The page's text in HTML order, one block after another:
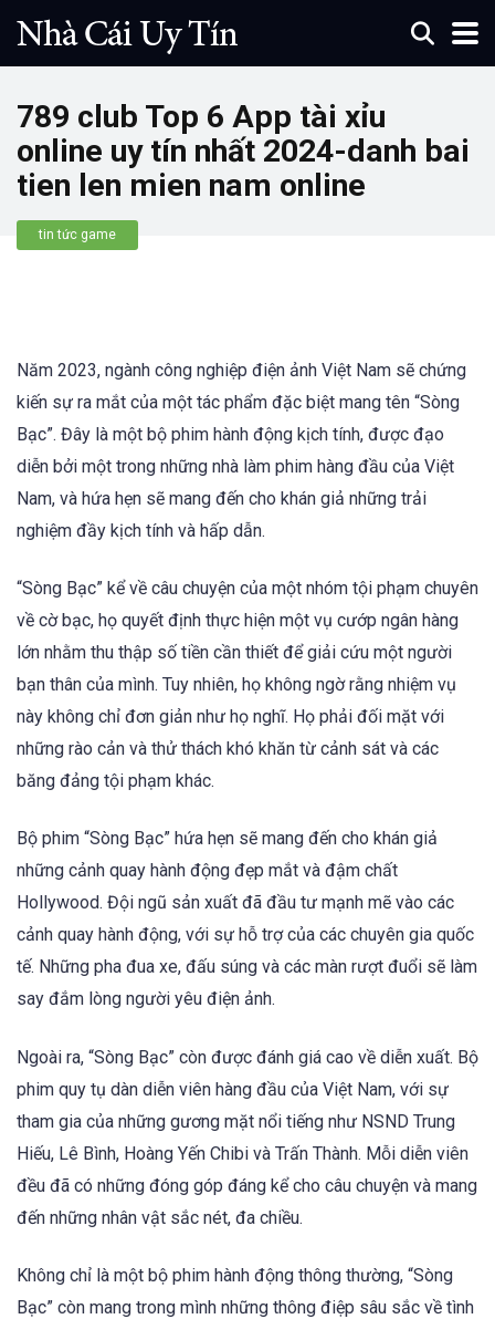
789 club Top 6 App tài xỉu
online uy tín nhất 2024-danh bai
tien len mien nam online
tin tức game
Năm 2023, ngành công nghiệp điện ảnh Việt Nam sẽ chứng
kiến sự ra mắt của một tác phẩm đặc biệt mang tên “Sòng
Bạc”. Đây là một bộ phim hành động kịch tính, được đạo
diễn bởi một trong những nhà làm phim hàng đầu của Việt
Nam, và hứa hẹn sẽ mang đến cho khán giả những trải
nghiệm đầy kịch tính và hấp dẫn.
“Sòng Bạc” kể về câu chuyện của một nhóm tội phạm chuyên
về cờ bạc, họ quyết định thực hiện một vụ cướp ngân hàng
lớn nhằm thu thập số tiền cần thiết để giải cứu một người
bạn thân của mình. Tuy nhiên, họ không ngờ rằng nhiệm vụ
này không chỉ đơn giản như họ nghĩ. Họ phải đối mặt với
những rào cản và thử thách khó khăn từ cảnh sát và các
băng đảng tội phạm khác.
Bộ phim “Sòng Bạc” hứa hẹn sẽ mang đến cho khán giả
những cảnh quay hành động đẹp mắt và đậm chất
Hollywood. Đội ngũ sản xuất đã đầu tư mạnh mẽ vào các
cảnh quay hành động, với sự hỗ trợ của các chuyên gia quốc
tế. Những pha đua xe, đấu súng và các màn rượt đuổi sẽ làm
say đắm lòng người yêu điện ảnh.
Ngoài ra, “Sòng Bạc” còn được đánh giá cao về diễn xuất. Bộ
phim quy tụ dàn diễn viên hàng đầu của Việt Nam, với sự
tham gia của những gương mặt nổi tiếng như NSND Trung
Hiếu, Lê Bình, Hoàng Yến Chibi và Trấn Thành. Mỗi diễn viên
đều đã có những đóng góp đáng kể cho câu chuyện và mang
đến những nhân vật sắc nét, đa chiều.
Không chỉ là một bộ phim hành động thông thường, “Sòng
Bạc” còn mang trong mình những thông điệp sâu sắc về tình